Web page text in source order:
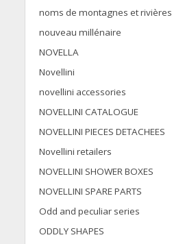
noms de montagnes et rivières
nouveau millénaire
NOVELLA
Novellini
novellini accessories
NOVELLINI CATALOGUE
NOVELLINI PIECES DETACHEES
Novellini retailers
NOVELLINI SHOWER BOXES
NOVELLINI SPARE PARTS
Odd and peculiar series
ODDLY SHAPES